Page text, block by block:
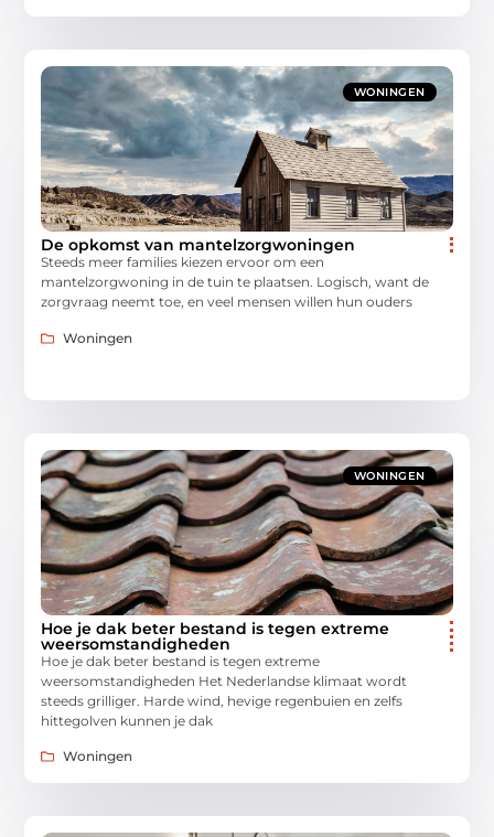
WONINGEN
De opkomst van mantelzorgwoningen
Steeds meer families kiezen ervoor om een
mantelzorgwoning in de tuin te plaatsen. Logisch, want de
zorgvraag neemt toe, en veel mensen willen hun ouders
Woningen
WONINGEN
Hoe je dak beter bestand is tegen extreme
weersomstandigheden
Hoe je dak beter bestand is tegen extreme
weersomstandigheden Het Nederlandse klimaat wordt
steeds grilliger. Harde wind, hevige regenbuien en zelfs
hittegolven kunnen je dak
Woningen